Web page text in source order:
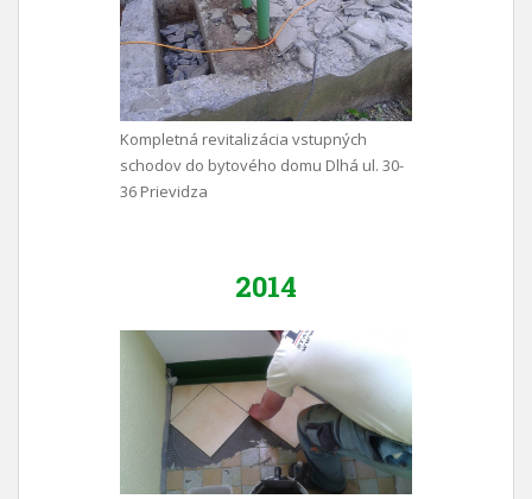
Kompletná revitalizácia vstupných
schodov do bytového domu Dlhá ul. 30-
36 Prievidza
2014